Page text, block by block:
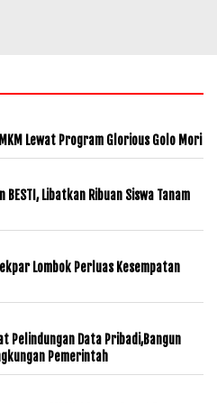
Lewat Program Glorious Golo Mori
BESTI, Libatkan Ribuan Siswa Tanam
Lombok Perluas Kesempatan
Pelindungan Data Pribadi,Bangun
Pemerintah